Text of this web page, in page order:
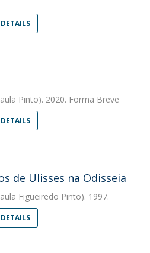
Pinto). 2020. Forma Breve
de Ulisses na Odisseia
Figueiredo Pinto). 1997.